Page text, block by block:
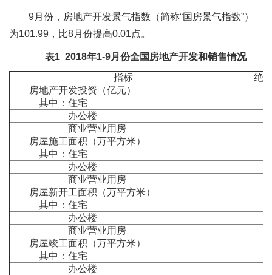
9月份，房地产开发景气指数（简称“国房景气指数”）
为101.99，比8月份提高0.01点。
表1 2018年1-9月份全国房地产开发和销售情况
指标
绝
房地产开发投资（亿元）
其中：住宅
办公楼
商业营业用房
房屋施工面积（万平方米）
其中：住宅
办公楼
商业营业用房
房屋新开工面积（万平方米）
其中：住宅
办公楼
商业营业用房
房屋竣工面积（万平方米）
其中：住宅
办公楼